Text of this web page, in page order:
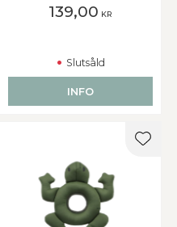
139,00 KR
Slutsåld
INFO
till i favoriter